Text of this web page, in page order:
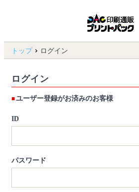
トップ ログイン
ログイン
ユーザー登録がお済みのお客様
ID
パスワード